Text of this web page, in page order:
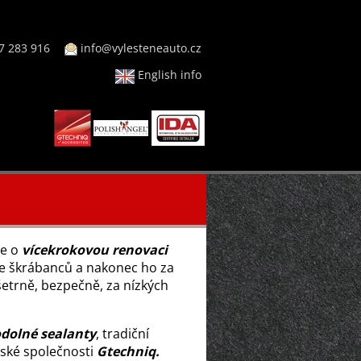
283 916
info@vylesteneauto.cz
English info
o vícekrokovou renovaci
škrábanců a nakonec ho za
bezpečně, za nízkých
sealanty, tradiční
společnosti Gtechniq.